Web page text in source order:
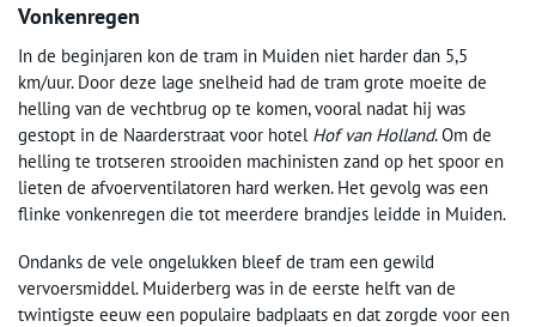
Vonkenregen
In de beginjaren kon de tram in Muiden niet harder dan 5,5
km/uur. Door deze lage snelheid had de tram grote moeite de
helling van de vechtbrug op te komen, vooral nadat hij was
gestopt in de Naarderstraat voor hotel Hof van Holland. Om de
helling te trotseren strooiden machinisten zand op het spoor en
lieten de afvoerventilatoren hard werken. Het gevolg was een
flinke vonkenregen die tot meerdere brandjes leidde in Muiden.
Ondanks de vele ongelukken bleef de tram een gewild
vervoersmiddel. Muiderberg was in de eerste helft van de
twintigste eeuw een populaire badplaats en dat zorgde voor een